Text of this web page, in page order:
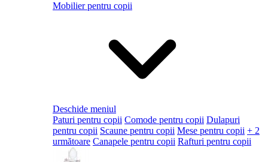
Mobilier pentru copii
Deschide meniul
Paturi pentru copii Comode pentru copii Dulapuri
pentru copii Scaune pentru copii Mese pentru copii + 2
următoare Canapele pentru copii Rafturi pentru copii